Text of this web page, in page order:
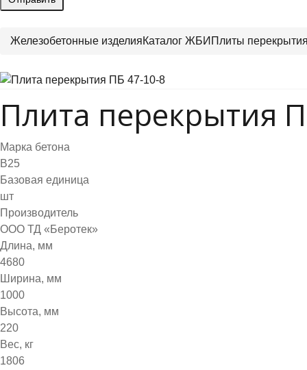
Железобетонные изделияКаталог ЖБИ Плиты
Плита перекрытия
Марка бетона
B25
Базовая единица
шт
Производитель
ООО ТД «Беротек»
Длина, мм
4680
Ширина, мм
1000
Высота, мм
220
Вес, кг
1806